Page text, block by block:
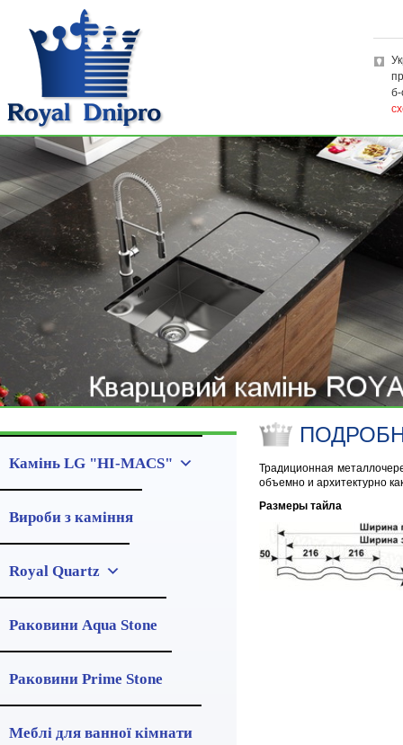
б-
Камінь LG "HI-MACS"
Вироби з каміння
Royal Quartz
Раковини Aqua Stone
Раковини Prime Stone
Меблі для ванної кімнати
Традиционная
объемно и архитектурно
Размеры тайла